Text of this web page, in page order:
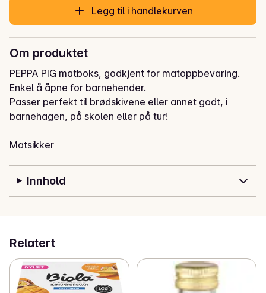
Legg til i handlekurven
Om produktet
PEPPA PIG matboks, godkjent for matoppbevaring.
Enkel å åpne for barnehender.
Passer perfekt til brødskivene eller annet godt, i
barnehagen, på skolen eller på tur!
Matsikker
Bør vaskes for hånd.
Innhold
Relatert